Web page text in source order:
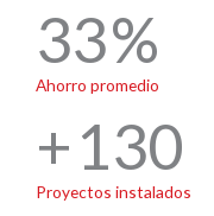
33
Ahorro promedio
130
Proyectos instalados